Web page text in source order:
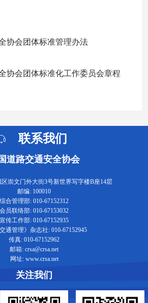
协会团体标准管理办法
协会团体标准化工作委员会章程
联系我们
道路交通安全协会
崇文门外大街3号新世界写字楼B座14层
邮编: 100010
综合管理部: 010-67152312
会员联络部: 010-67153032
宣传工作部: 010-67152935
交通管理》杂志社: 010-67152945
传真: 010-67152962
邮箱: crsa@crsa.net
网址: www.crsa.net
关注我们